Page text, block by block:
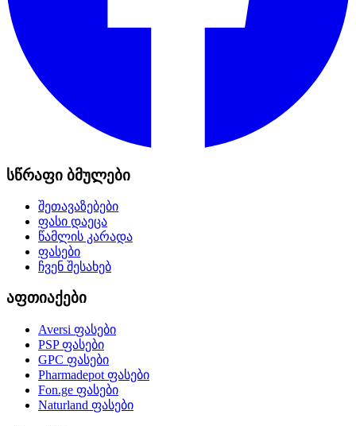
სწრაფი ბმულები
შეთავაზებები
ფასი დაეცა
წამლის კარადა
ფასები
ჩვენ შესახებ
აფთიაქები
Aversi ფასები
PSPფასები
GPC ფასები
Pharmadepot ფასები
Fon.ge ფასები
Naturland ფასები